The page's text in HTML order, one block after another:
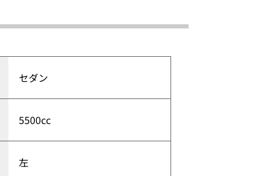
セダン
5500cc
左